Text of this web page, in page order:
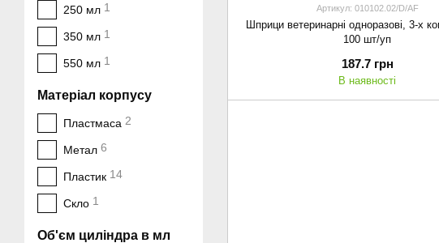
Артикул: 010102.02/D/AF
Шприци ветеринарні одноразові, 3-х
100 шт/уп
187.7 грн
В наявності
250 мл 1
350 мл 1
550 мл 1
Матеріал корпусу
Пластмаса 2
Метал 6
Пластик 14
Скло 1
Об'єм циліндра в мл